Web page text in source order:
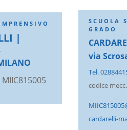
|
SCUOLA
GRADO
via
Tel.
codice
cardarelli-